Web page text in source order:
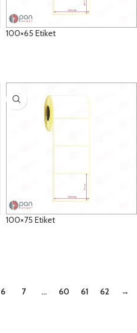
100×65 Etiket
100×75 Etiket
6 7 … 60 61 62 →